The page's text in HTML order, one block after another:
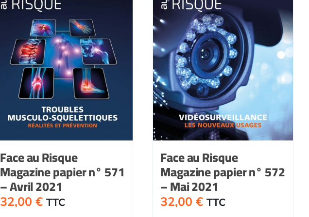
Face au Risque
Magazine papier n° 571
– Avril 2021
32,00 € TTC
Face au Risque
Magazine papier n° 572
– Mai 2021
32,00 € TTC